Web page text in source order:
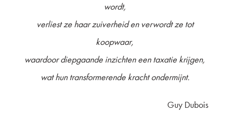
wordt,
verliest ze haar zuiverheid en verwordt ze tot
koopwaar,
waardoor diepgaande inzichten een taxatie krijgen,
wat hun transformerende kracht ondermijnt.
Guy Dubois